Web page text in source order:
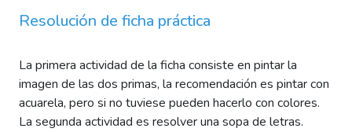
Resolución de ficha práctica
La primera actividad de la ficha consiste en pintar la
imagen de las dos primas, la recomendación es pintar con
acuarela, pero si no tuviese pueden hacerlo con colores.
La segunda actividad es resolver una sopa de letras.